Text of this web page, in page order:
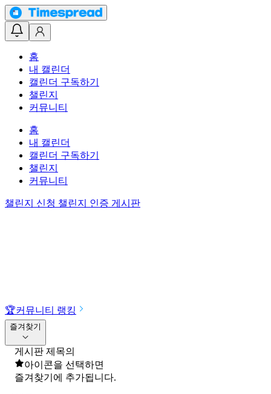
홈
내 캘린더
캘린더 구독하기
챌린지
커뮤니티
홈
내 캘린더
캘린더 구독하기
챌린지
커뮤니티
챌린지 신청 챌린지 인증 게시판
🏆커뮤니티 랭킹
즐겨찾기
게시판 제목의
아이콘을 선택하면
즐겨찾기에 추가됩니다.